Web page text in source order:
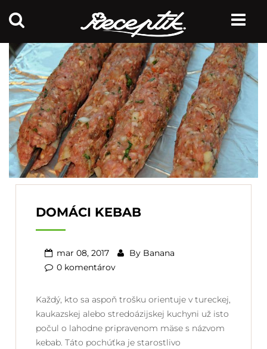
DOMÁCI KEBAB
mar 08, 2017 By Banana
0 komentárov
Každý, kto sa aspoň trošku orientuje v tureckej,
kaukazskej alebo stredoázijskej kuchyni už isto
počul o lahodne pripravenom mäse s názvom
kebab. Táto pochúťka je starostlivo